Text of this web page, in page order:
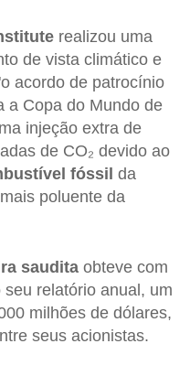
realizou uma
de vista climático e
acordo de patrocínio
a Copa do Mundo de
injeção extra de
de CO₂ devido ao
fóssil da
poluente da
saudita obteve com
relatório anual, um
milhões de dólares,
seus acionistas.